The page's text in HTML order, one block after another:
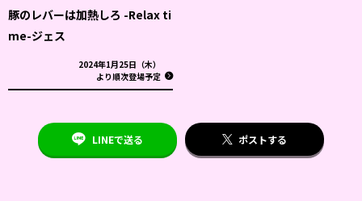
豚のレバーは加熱しろ -Relax ti
me-ジェス
2024年1月25日（木）
より順次登場予定
LINEで送る ポストする